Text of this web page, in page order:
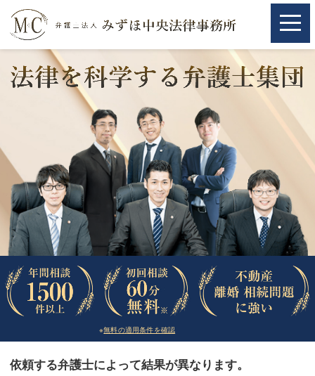
ホーム
相続・遺言
離婚（夫婦間トラブル）
企業法務
労働問題（解雇，残業等）
刑事弁護
交通事故
法律相談など（その他）
※無料の適用条件を確認
依頼する弁護士によって結果が異なります。
ホーム
相続・遺言
離婚（夫婦間トラブル）
企業法務
労働問題（解雇，残業等）
刑事弁護
交通事故
法律相談など（その他）